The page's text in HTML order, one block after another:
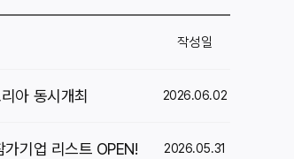
작성일
아 동시개최 2026.06.02
기업 리스트 OPEN! 2026.05.31